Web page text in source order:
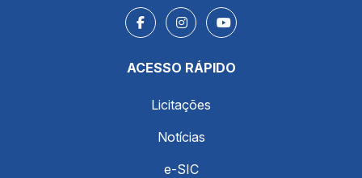
ACESSO RÁPIDO
Licitações
Notícias
e-SIC